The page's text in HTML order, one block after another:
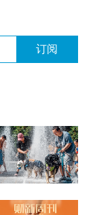
订阅